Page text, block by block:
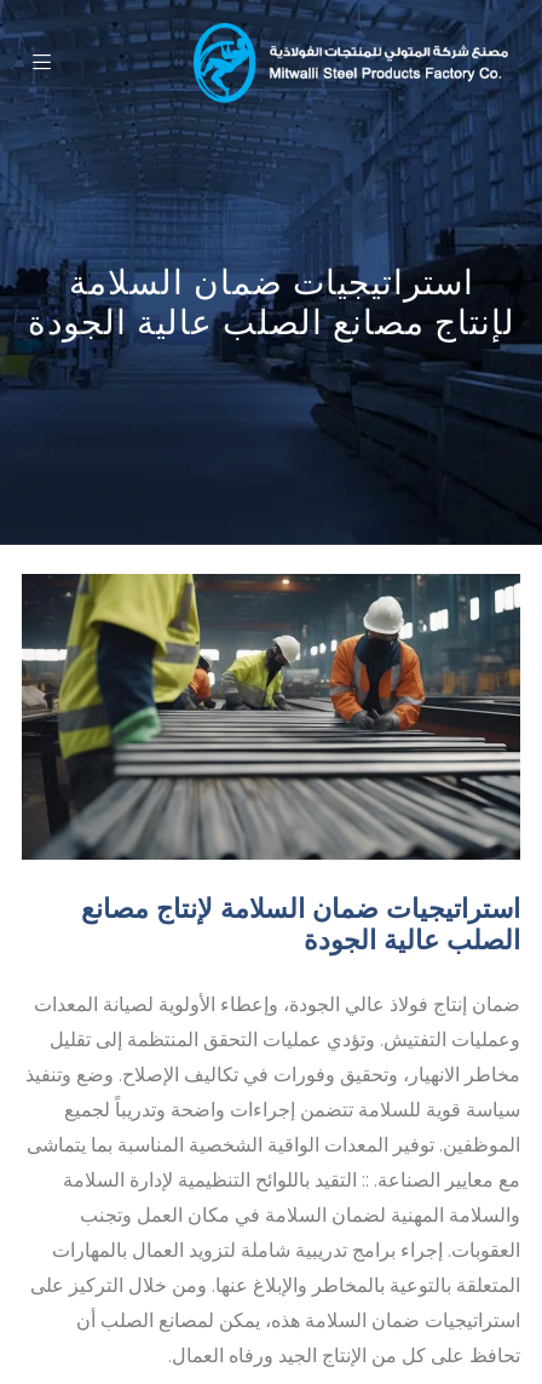
استراتيجيات ضمان السلامة
لإنتاج مصانع الصلب عالية الجودة
استراتيجيات ضمان السلامة لإنتاج مصانع
الصلب عالية الجودة
ضمان إنتاج فولاذ عالي الجودة، وإعطاء الأولوية لصيانة المعدات
وعمليات التفتيش. وتؤدي عمليات التحقق المنتظمة إلى تقليل
مخاطر الانهيار، وتحقيق وفورات في تكاليف الإصلاح. وضع وتنفيذ
سياسة قوية للسلامة تتضمن إجراءات واضحة وتدريباً لجميع
الموظفين. توفير المعدات الواقية الشخصية المناسبة بما يتماشى
مع معايير الصناعة. :: التقيد باللوائح التنظيمية لإدارة السلامة
والسلامة المهنية لضمان السلامة في مكان العمل وتجنب
العقوبات. إجراء برامج تدريبية شاملة لتزويد العمال بالمهارات
المتعلقة بالتوعية بالمخاطر والإبلاغ عنها. ومن خلال التركيز على
استراتيجيات ضمان السلامة هذه، يمكن لمصانع الصلب أن
تحافظ على كل من الإنتاج الجيد ورفاه العمال.